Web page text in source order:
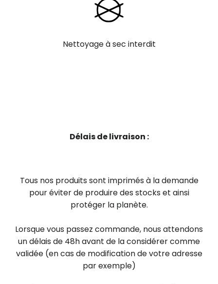
Nettoyage à sec interdit
Délais de livraison :
Tous nos produits sont imprimés à la demande
pour éviter de produire des stocks et ainsi
protéger la planète.
Lorsque vous passez commande, nous attendons
un délais de 48h avant de la considérer comme
validée (en cas de modification de votre adresse
par exemple)